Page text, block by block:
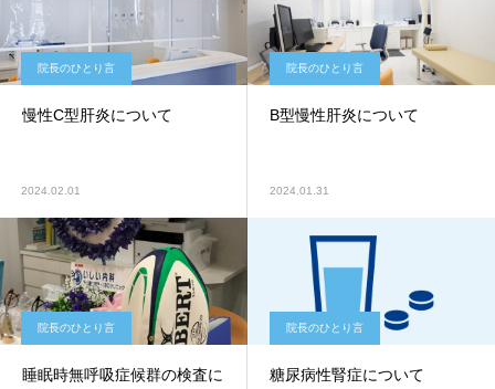
院長のひとり言
慢性C型肝炎について
2024.02.01
院長のひとり言
B型慢性肝炎について
2024.01.31
院長のひとり言
睡眠時無呼吸症候群の検査に
院長のひとり言
糖尿病性腎症について